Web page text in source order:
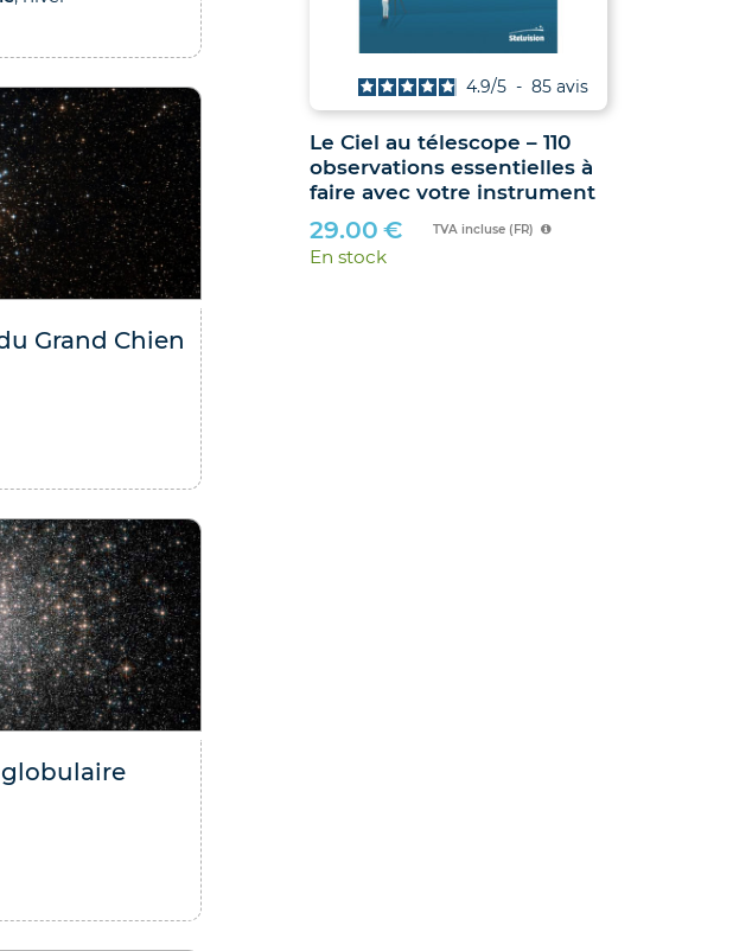
Grand Chien
globulaire
mini-Dobson
60
4.7/5- 7
€ TVA incluse (FR)
Le Ciel au télescope – 110
observations essentielles à
faire avec votre instrument
4.9/5 - 85 avis
29.00 € TVA incluse (FR)
En stock